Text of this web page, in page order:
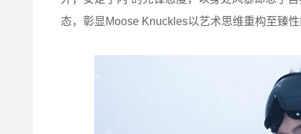
态，彰显Moose Knuckles以艺术思维重构至臻性